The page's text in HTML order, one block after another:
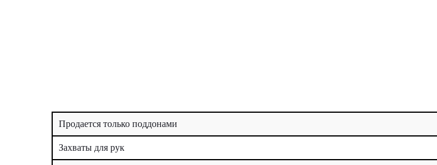
Продается только поддонами
Захваты для рук